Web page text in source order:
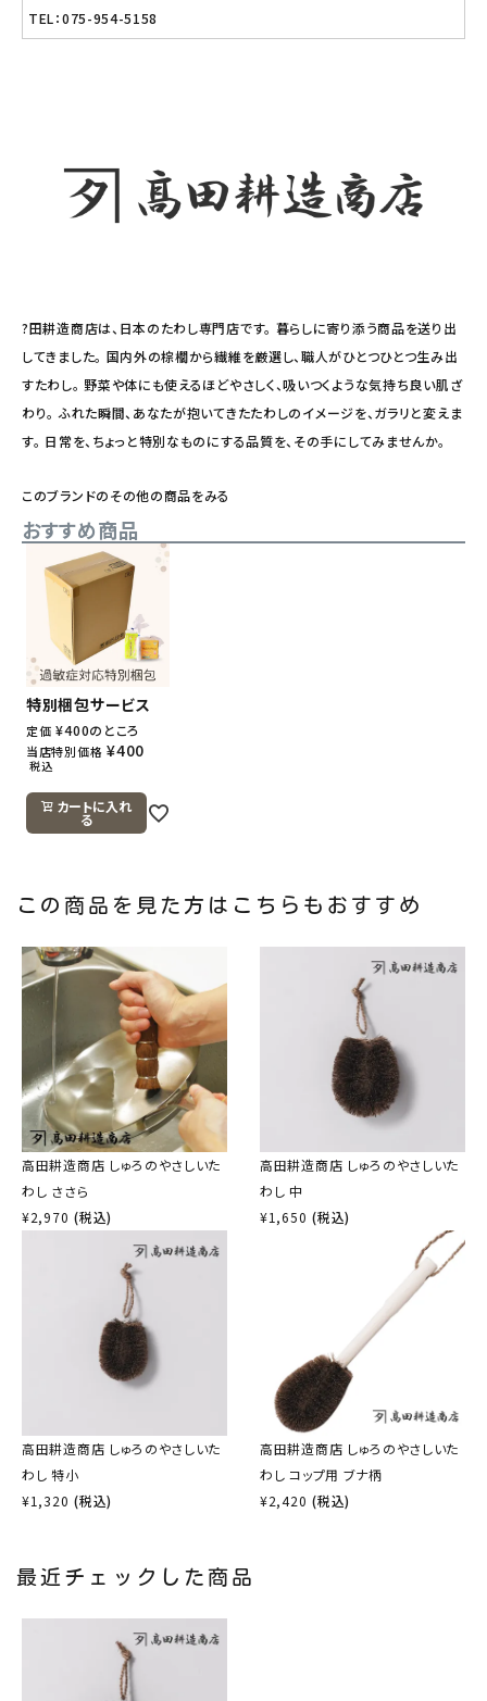
TEL：075-954-5158
?田耕造商店は、日本のたわし専門店です。 暮らしに寄り添う商品を送り出
してきました。 国内外の棕櫚から繊維を厳選し、職人がひとつひとつ生み出
すたわし。 野菜や体にも使えるほどやさしく、吸いつくような気持ち良い肌ざ
わり。 ふれた瞬間、あなたが抱いてきたたわしのイメージを、ガラリと変えま
す。 日常を、ちょっと特別なものにする品質を、その手にしてみませんか。
このブランドのその他の商品をみる
おすすめ商品
特別梱包サービス
定価 ¥400のところ
当店特別価格 ¥400
税込
カートに入れ
る
この商品を見た方はこちらもおすすめ
高田耕造商店 しゅろのやさしいた
わし ささら
¥2,970 (税込)
高田耕造商店 しゅろのやさしいた
わし 中
¥1,650 (税込)
高田耕造商店 しゅろのやさしいた
わし 特小
¥1,320 (税込)
高田耕造商店 しゅろのやさしいた
わし コップ用 ブナ柄
¥2,420 (税込)
最近チェックした商品